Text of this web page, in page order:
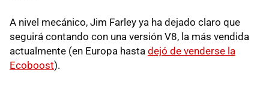
A nivel mecánico, Jim Farley ya ha dejado claro que
seguirá contando con una versión V8, la más vendida
actualmente (en Europa hasta dejó de venderse la
Ecoboost).